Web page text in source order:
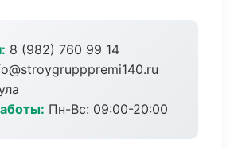
8 (982) 760 99 14
Пн-Вс: 09:00-20:00